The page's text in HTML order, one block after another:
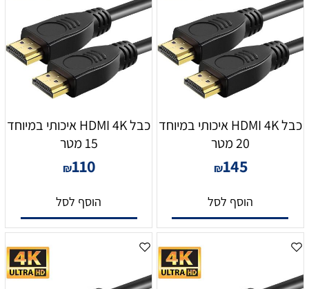
כבל HDMI 4K איכותי במיוחד
20 מטר
₪145
הוסף לסל
כבל HDMI 4K איכותי במיוחד
15 מטר
₪110
הוסף לסל